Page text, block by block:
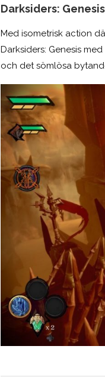
Darksiders: Genesis
Med isometrisk action
Darksiders: Genesis
och det sömlösa